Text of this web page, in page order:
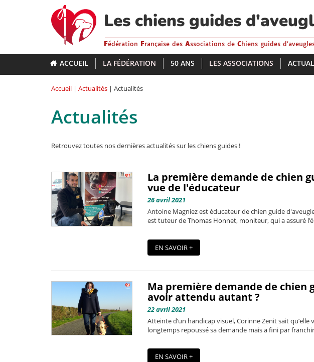
Les chiens guides
Fédération Française des Associations de Chiens guides
ACCUEIL LA FÉDÉRATION 50 ANS LES ASSOCIATIONS
Accueil | Actualités | Actualités
Actualités
Retrouvez toutes nos dernières actualités sur les chiens guides !
La première demande de chien
vue de l'éducateur
26 avril 2021
Antoine Magniez est éducateur de chien guide
est tuteur de Thomas Honnet, moniteur, qui a assuré
EN SAVOIR +
Ma première demande de chien
avoir attendu autant ?
22 avril 2021
Atteinte d’un handicap visuel, Corinne Zenit sait qu’elle
longtemps repoussé sa demande mais a fini par
EN SAVOIR +